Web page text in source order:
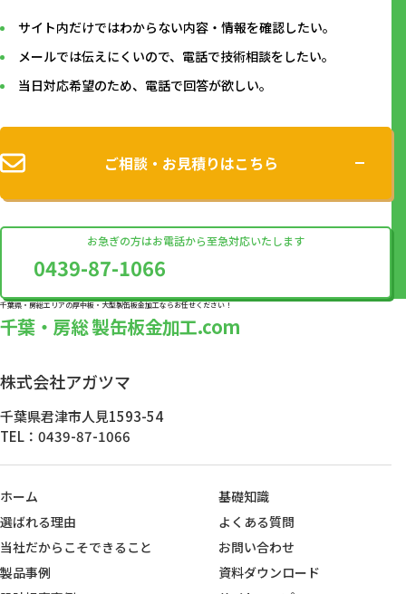
サイト内だけではわからない内容・情報を確認したい。
メールでは伝えにくいので、電話で技術相談をしたい。
当日対応希望のため、電話で回答が欲しい。
ご相談・お見積りはこちら
お急ぎの方はお電話から至急対応いたします
0439-87-1066
千葉県・房総エリアの厚中板・大型製缶板金加工ならお任せください！
千葉・房総 製缶板金加工.com
株式会社アガツマ
千葉県君津市人見1593-54
TEL：0439-87-1066
ホーム
選ばれる理由
当社だからこそできること
製品事例
基礎知識
よくある質問
お問い合わせ
資料ダウンロード